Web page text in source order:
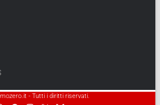
- Tutti i diritti riservati.